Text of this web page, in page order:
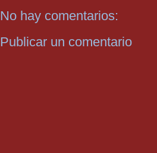
No hay comentarios:
Publicar un comentario